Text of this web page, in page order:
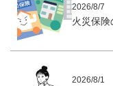
2026/8/7
火災保険
2026/8/1